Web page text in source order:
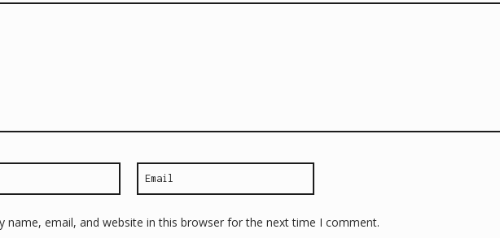
name, email, and website in this browser for the next time I comment.